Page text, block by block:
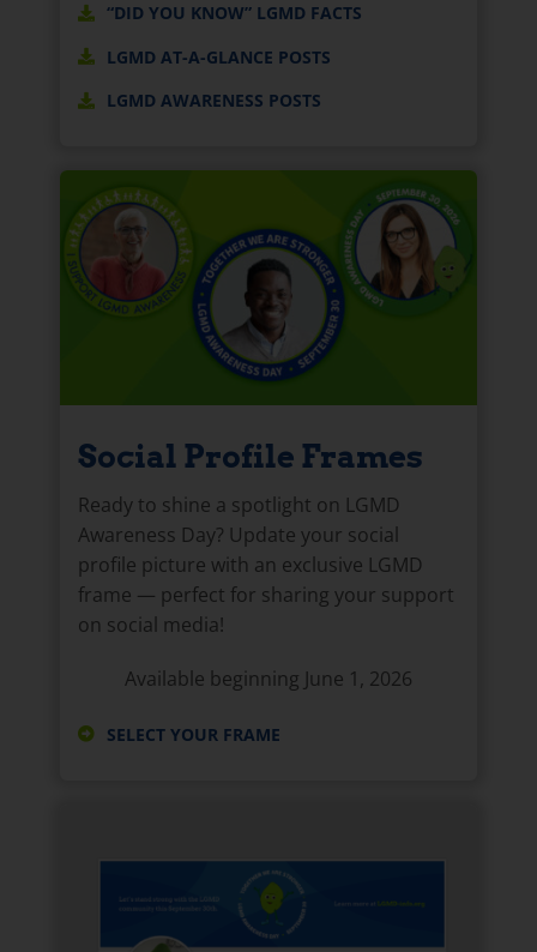
“DID YOU KNOW” LGMD FACTS
LGMD AT-A-GLANCE POSTS
LGMD AWARENESS POSTS
Social Profile Frames
Ready to shine a spotlight on LGMD
Awareness Day? Update your social
profile picture with an exclusive LGMD
frame — perfect for sharing your support
on social media!
Available beginning June 1, 2026
SELECT YOUR FRAME